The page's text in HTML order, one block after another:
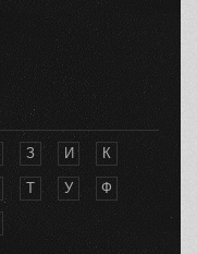
З И К
Т У Ф